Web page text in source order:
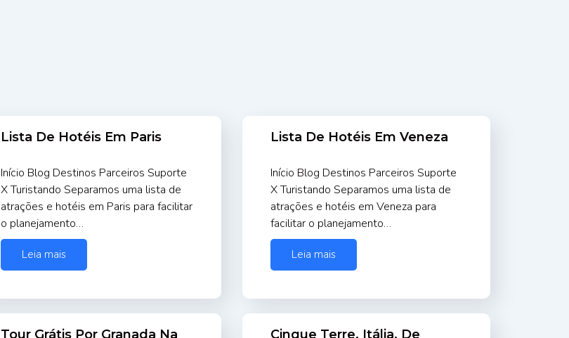
Lista De Hotéis Em Paris
Início Blog Destinos Parceiros Suporte
X Turistando Separamos uma lista de
atrações e hotéis em Paris para facilitar
o planejamento…
Leia mais
Lista De Hotéis Em Veneza
Início Blog Destinos Parceiros Suporte
X Turistando Separamos uma lista de
atrações e hotéis em Veneza para
facilitar o planejamento…
Leia mais
Tour Grátis Por Granada Na
Cinque Terre, Itália. De